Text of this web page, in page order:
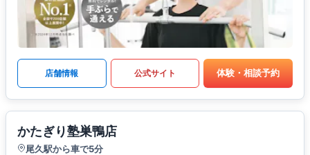
店舗情報 公式サイト 体験・相談予約
かたぎり塾巣鴨店
尾久駅から車で5分